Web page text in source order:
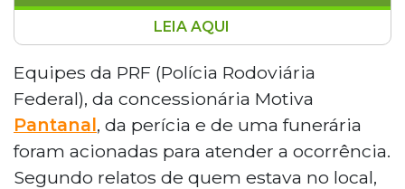
Dois homens morreram em colisão entre um
carro e um caminhão na tarde de sábado (6),
no km 177 da BR-163, em Juti, a 311 quilômetros
de Campo Grande. Willian da Silva Puro, de 41
anos, e Marcelo Claus Taborga, de 33 anos,
ocupavam o Chevrolet Astra e tiveram os
corpos presos às ferragens. O motorista do
LEIA AQUI
Equipes da PRF (Polícia Rodoviária
Federal), da concessionária Motiva
Pantanal, da perícia e de uma funerária
foram acionadas para atender a ocorrência.
Segundo relatos de quem estava no local,